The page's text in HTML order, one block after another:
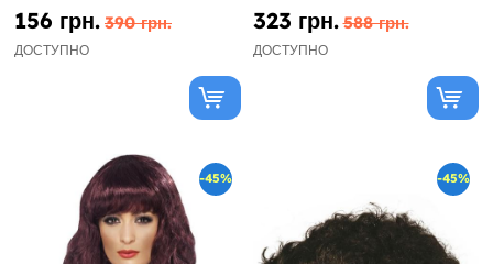
156 грн. 390 грн.
ДОСТУПНО
323 грн. 588 грн.
ДОСТУПНО
-45% -45%